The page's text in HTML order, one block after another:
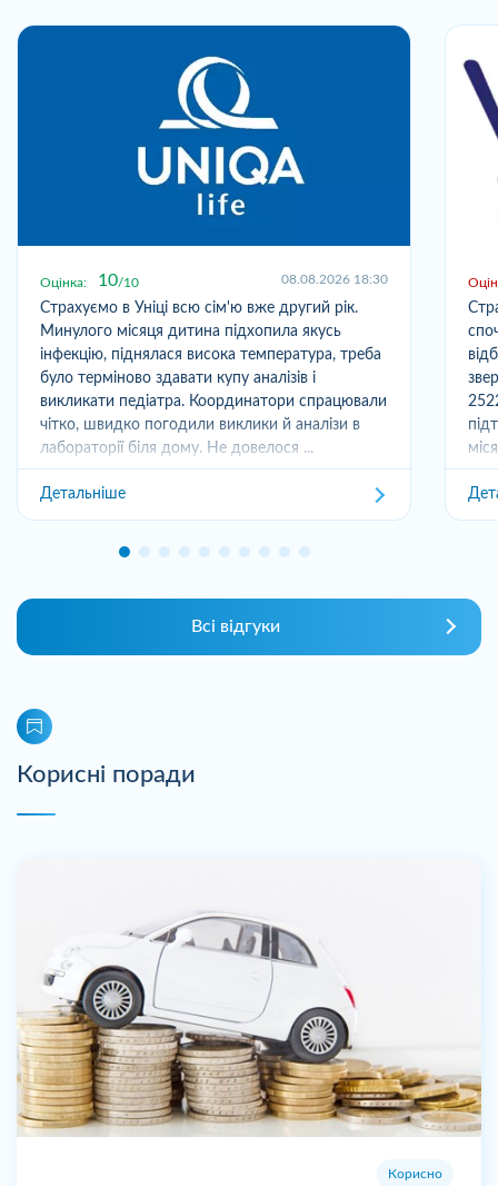
Оцінка: 10 10 08.08.2026 18:30
Страхуємо в Уніці всю сім'ю вже другий рік.
Минулого місяця дитина підхопила якусь
інфекцію, піднялася висока температура, треба
було терміново здавати купу аналізів і
викликати педіатра. Координатори спрацювали
чітко, швидко погодили виклики й аналізи в
лабораторії біля дому. Не довелося ...
Детальніше
Всі відгуки
Корисні поради
Корисно